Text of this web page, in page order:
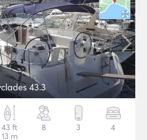
43.3
43 ft
13 m
8 3 4